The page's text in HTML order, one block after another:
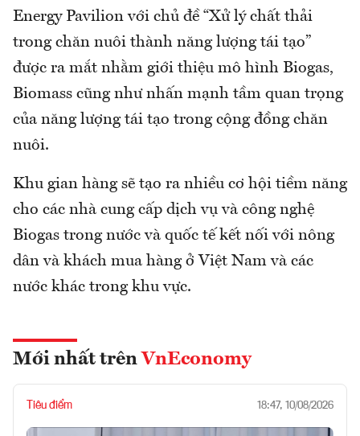
Energy Pavilion với chủ đề “Xử lý chất thải
trong chăn nuôi thành năng lượng tái tạo”
được ra mắt nhằm giới thiệu mô hình Biogas,
Biomass cũng như nhấn mạnh tầm quan trọng
của năng lượng tái tạo trong cộng đồng chăn
nuôi.
Khu gian hàng sẽ tạo ra nhiều cơ hội tiềm năng
cho các nhà cung cấp dịch vụ và công nghệ
Biogas trong nước và quốc tế kết nối với nông
dân và khách mua hàng ở Việt Nam và các
nước khác trong khu vực.
Mới nhất trên VnEconomy
Tiêu điểm 18:47, 10/08/2026